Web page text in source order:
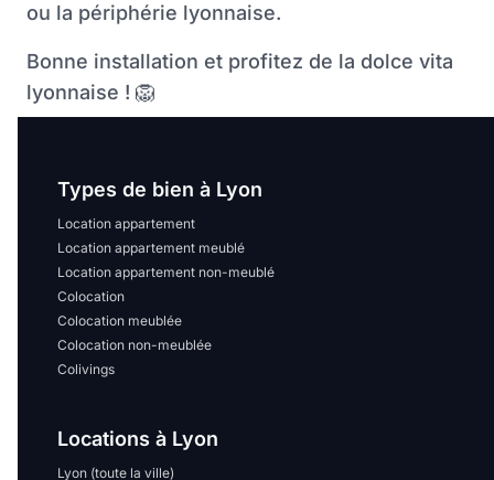
ou la périphérie lyonnaise.
Bonne installation et profitez de la dolce vita
lyonnaise ! 🦁
Types de bien à Lyon
Location appartement
Location appartement meublé
Location appartement non-meublé
Colocation
Colocation meublée
Colocation non-meublée
Colivings
Locations à Lyon
Lyon (toute la ville)